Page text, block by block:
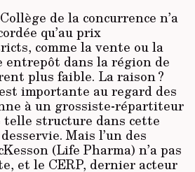
de la concurrence n’a
qu’au prix
comme la vente ou la
entrepôt dans la région de
plus faible. La raison ?
importante au regard des
à un grossiste-répartiteur
telle structure dans cette
Mais l’un des
(Life Pharma) n’a pas
et le CERP, dernier acteur